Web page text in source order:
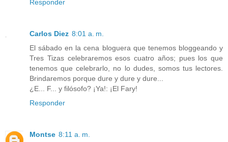
Responder
Carlos Diez 8:01 a. m.
El sábado en la cena bloguera que tenemos bloggeando y
Tres Tizas celebraremos esos cuatro años; pues los que
tenemos que celebrarlo, no lo dudes, somos tus lectores.
Brindaremos porque dure y dure y dure...
¿E... F... y filósofo? ¡Ya!: ¡El Fary!
Responder
Montse 8:11 a. m.